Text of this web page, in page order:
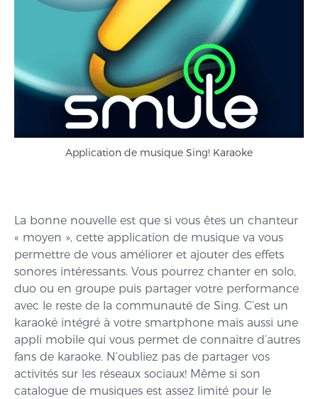
Application de musique Sing! Karaoke
La bonne nouvelle est que si vous êtes un chanteur
« moyen », cette application de musique va vous
permettre de vous améliorer et ajouter des effets
sonores intéressants. Vous pourrez chanter en solo,
duo ou en groupe puis partager votre performance
avec le reste de la communauté de Sing. C’est un
karaoké intégré à votre smartphone mais aussi une
appli mobile qui vous permet de connaitre d’autres
fans de karaoke. N’oubliez pas de partager vos
activités sur les réseaux sociaux! Même si son
catalogue de musiques est assez limité pour le